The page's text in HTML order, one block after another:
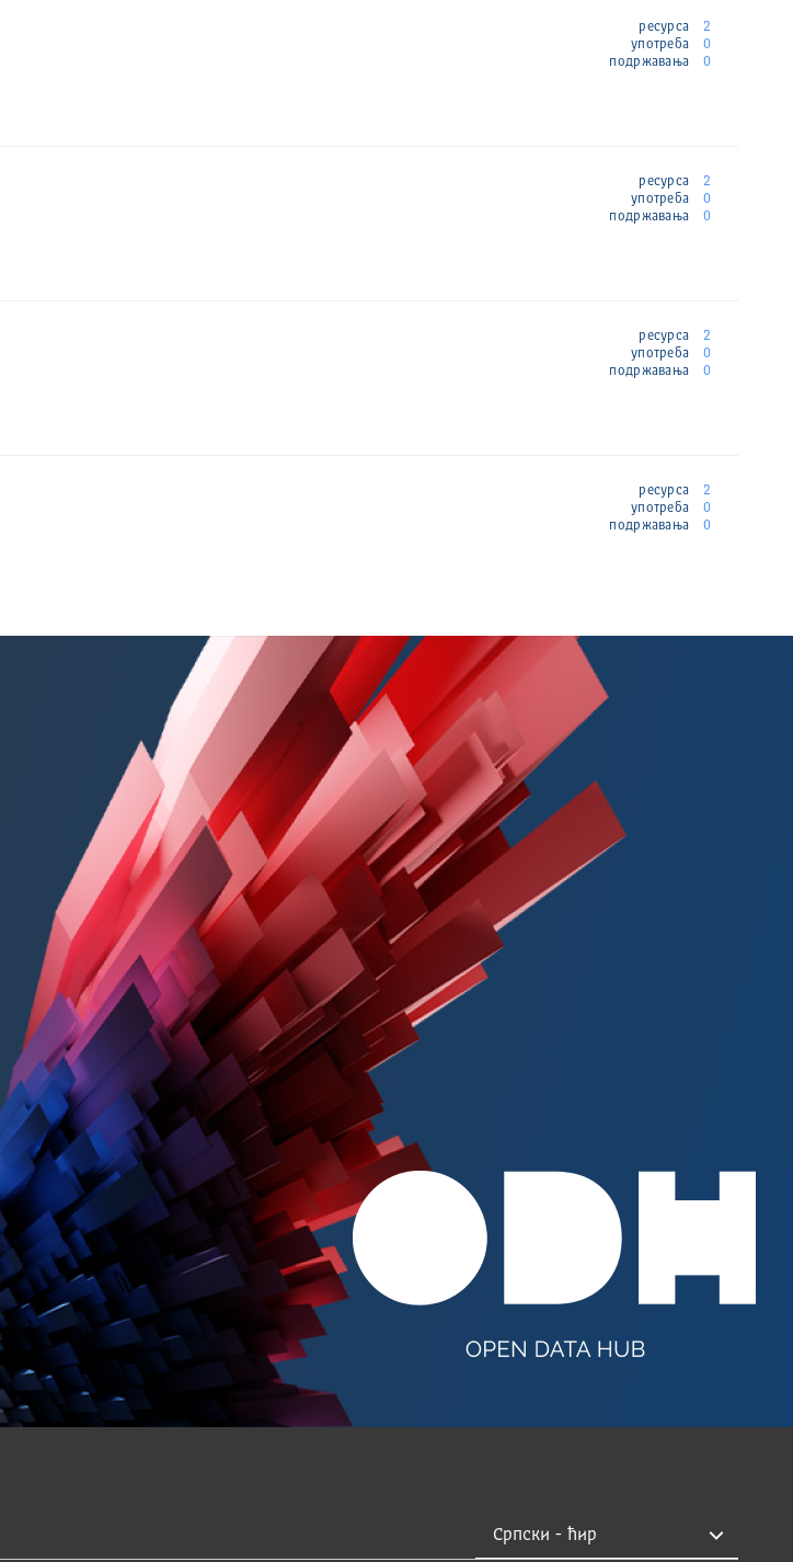
ресурса
2
употреба
0
подржавања
0
ресурса
2
употреба
0
подржавања
0
ресурса
2
употреба
0
подржавања
0
ресурса
2
употреба
0
подржавања
0